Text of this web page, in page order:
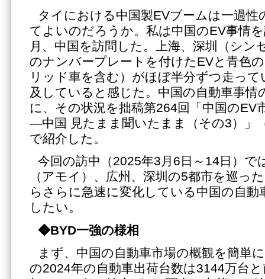
タイにおける中国製EVブームは一過
てよいのだろうか。私は中国のEV事情
月、中国を訪問した。上海、深圳（シン
のナンバープレートを付けたEVと青色
リッド車を含む）がほぼ半分ずつ走っ
及していると感じた。中国の自動車事情
に、その状況を拙稿第264回「中国のEV
―中国 見たまま聞いたまま（その3）」
で紹介した。
今回の訪中（2025年3月6日～14日）で
（アモイ）、広州、深圳の5都市を巡っ
らさらに急速に変化している中国の自動
したい。
◆BYD一強の様相
まず、中国の自動車市場の概観を簡単
の2024年の自動車出荷台数は3144万台